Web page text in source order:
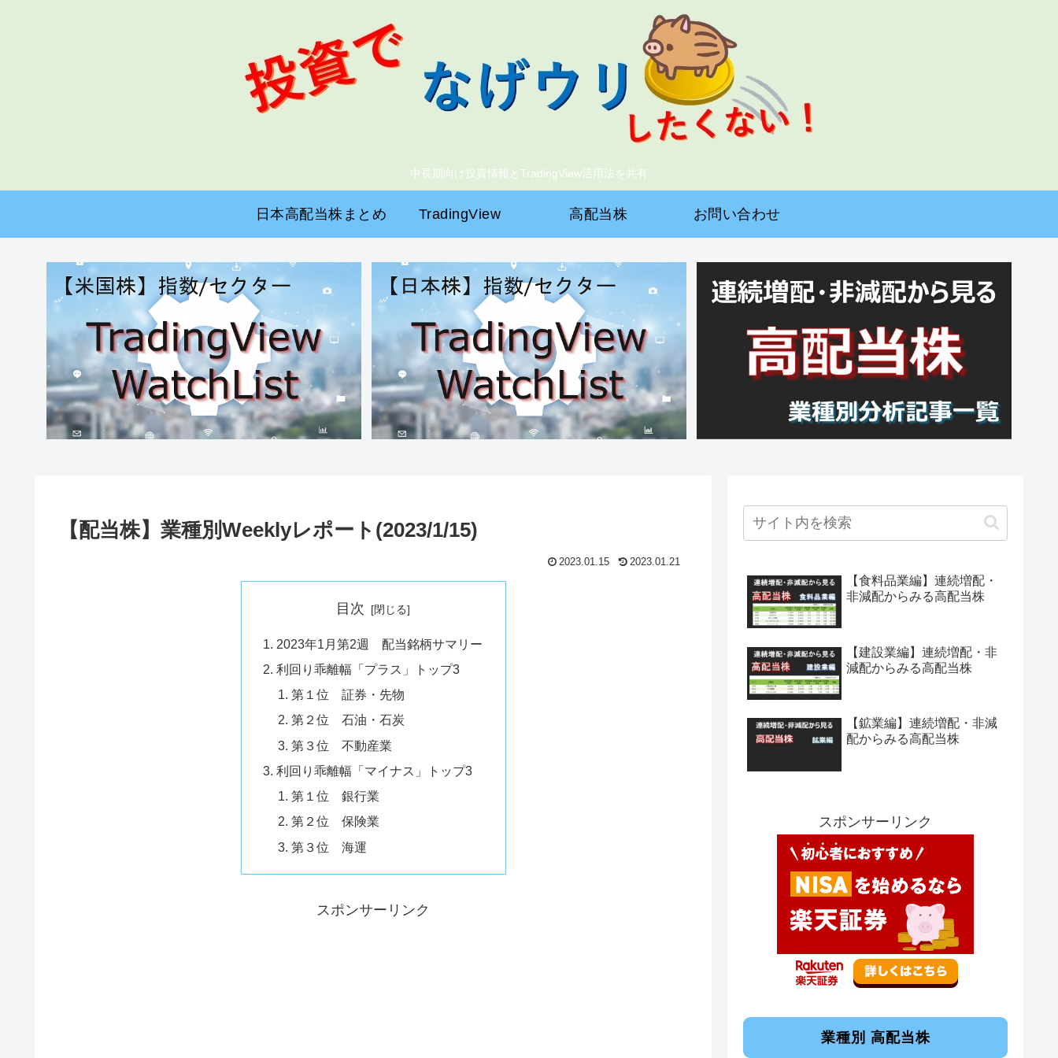
中長期向け投資情報とTradingView活用法を共有
日本高配当株まとめ TradingView 高配当株 お問い合わせ
【配当株】業種別Weeklyレポート(2023/1/15)
2023.01.15 2023.01.21
目次
2023年1月第2週 配当銘柄サマリー
利回り乖離幅「プラス」トップ3
第１位 証券・先物
第２位 石油・石炭
第３位 不動産業
利回り乖離幅「マイナス」トップ3
第１位 銀行業
第２位 保険業
第３位 海運
スポンサーリンク
【食料品業編】連続増配・
非減配からみる高配当株
【建設業編】連続増配・非
減配からみる高配当株
【鉱業編】連続増配・非減
配からみる高配当株
スポンサーリンク
業種別 高配当株